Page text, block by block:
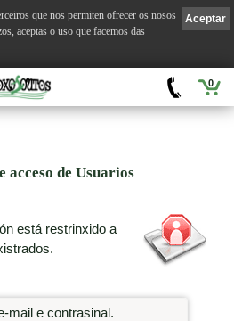
0
acceso de Usuarios
está restrinxido a
mail e contrasinal.
Aceptar
que nos permiten ofrecer os nosos
aceptas o uso que facemos das